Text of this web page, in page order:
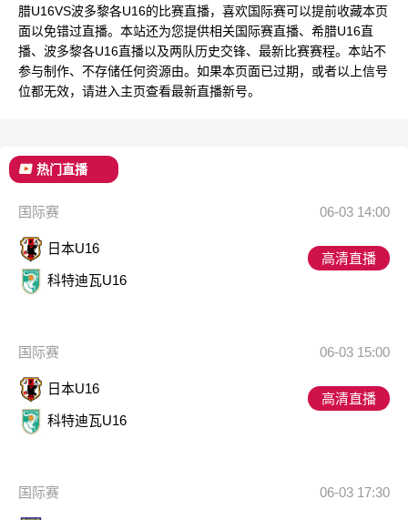
腊U16VS波多黎各U16的比赛直播，喜欢国际赛可以提前收藏本页
面以免错过直播。本站还为您提供相关国际赛直播、希腊U16直
播、波多黎各U16直播以及两队历史交锋、最新比赛赛程。本站不
参与制作、不存储任何资源由。如果本页面已过期，或者以上信号
位都无效，请进入主页查看最新直播新号。
热门直播
国际赛 06-03 14:00
日本U16
科特迪瓦U16
高清直播
国际赛 06-03 15:00
日本U16
科特迪瓦U16
高清直播
国际赛 06-03 17:30